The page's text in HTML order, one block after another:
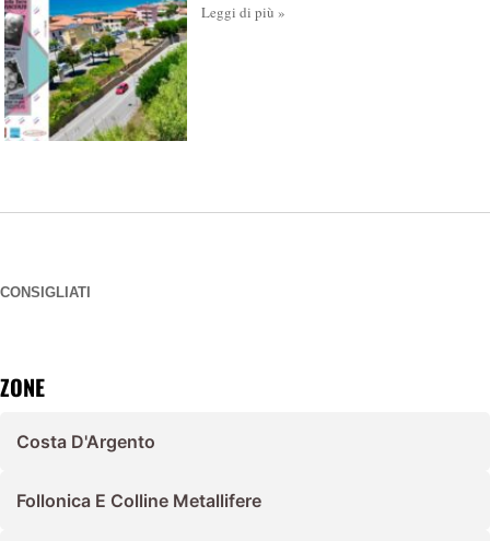
Leggi di più »
CONSIGLIATI
ZONE
Costa D'Argento
Follonica E Colline Metallifere